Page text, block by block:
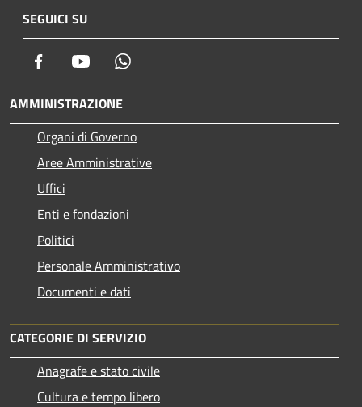
SEGUICI SU
Facebook Youtube
AMMINISTRAZIONE
Organi di Governo
Aree Amministrative
Uffici
Enti e fondazioni
Politici
Personale Amministrativo
Documenti e dati
CATEGORIE DI SERVIZIO
Anagrafe e stato civile
Cultura e tempo libero